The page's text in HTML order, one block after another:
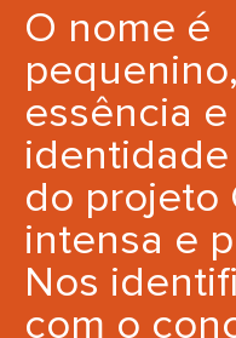
O nome é
essência e
identidade
do projeto
intensa e
Nos
com o